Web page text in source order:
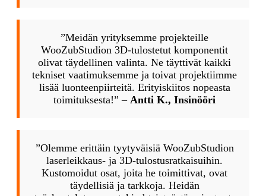
”Meidän yrityksemme projekteille
WooZubStudion 3D-tulostetut komponentit
olivat täydellinen valinta. Ne täyttivät kaikki
tekniset vaatimuksemme ja toivat projektiimme
lisää luonteenpiirteitä. Erityiskiitos nopeasta
toimituksesta!” – Antti K., Insinööri
”Olemme erittäin tyytyväisiä WooZubStudion
laserleikkaus- ja 3D-tulostusratkaisuihin.
Kustomoidut osat, joita he toimittivat, ovat
täydellisiä ja tarkkoja. Heidän